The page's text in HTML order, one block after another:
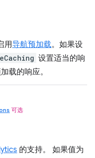
用导航预加载。如果设
设置适当的响
载的响应。
可选
的支持。 如果值为